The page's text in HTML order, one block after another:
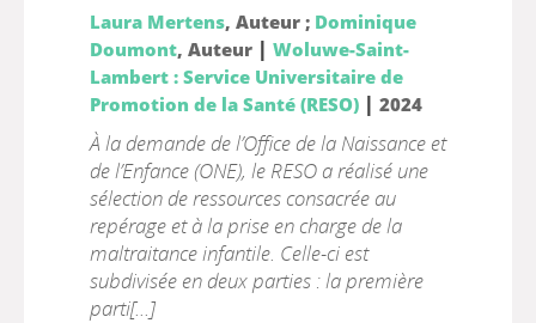
Laura Mertens, Auteur ; Dominique
Doumont, Auteur | Woluwe-Saint-
Lambert : Service Universitaire de
Promotion de la Santé (RESO)| 2024
À la demande de l’Office de la Naissance et
de l’Enfance (ONE), le RESO a réalisé une
sélection de ressources consacrée au
repérage et à la prise en charge de la
maltraitance infantile. Celle-ci est
subdivisée en deux parties : la première
parti[...]